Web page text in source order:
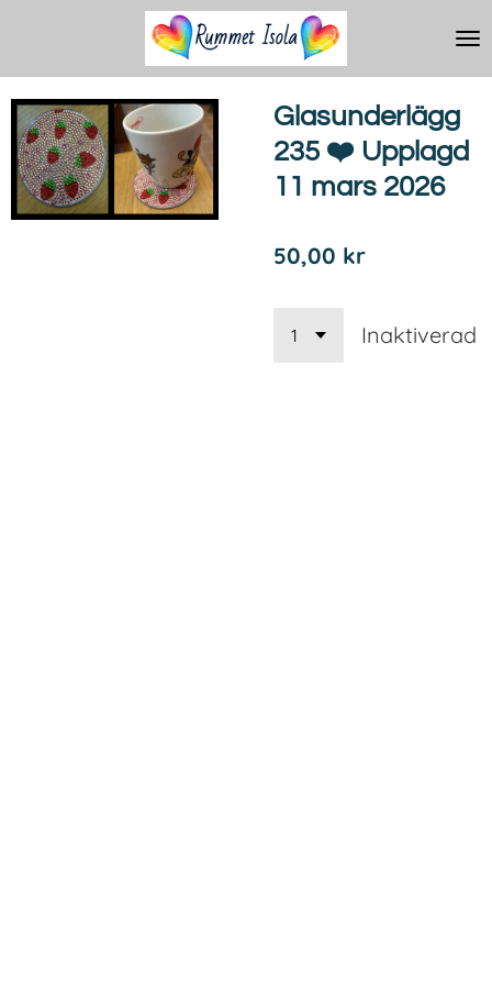
huvudinnehållet
Glasunderlägg
235 ❤️ Upplagd
11 mars 2026
50,00 kr
Inaktiverad